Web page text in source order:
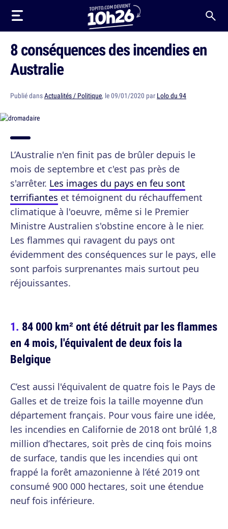
8 conséquences des incendies en
Australie
Publié dansActualités / Politique, le 09/01/2020 par Lolo du 94
L’Australie n'en finit pas de brûler depuis le
mois de septembre et c'est pas près de
s'arrêter. Les images du pays en feu sont
terrifiantes et témoignent du réchauffement
climatique à l'oeuvre, même si le Premier
Ministre Australien s'obstine encore à le nier.
Les flammes qui ravagent du pays ont
évidemment des conséquences sur le pays, elle
sont parfois surprenantes mais surtout peu
réjouissantes.
84 000 km² ont été détruit par les flammes
en 4 mois, l'équivalent de deux fois la
Belgique
C’est aussi l'équivalent de quatre fois le Pays de
Galles et de treize fois la taille moyenne d’un
département français. Pour vous faire une idée,
les incendies en Californie de 2018 ont brûlé 1,8
million d’hectares, soit près de cinq fois moins
de surface, tandis que les incendies qui ont
frappé la forêt amazonienne à l’été 2019 ont
consumé 900 000 hectares, soit une étendue
neuf fois inférieure.